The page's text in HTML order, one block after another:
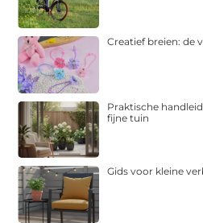
Creatief breien: de
Praktische
fijne tuin
Gids voor kleine